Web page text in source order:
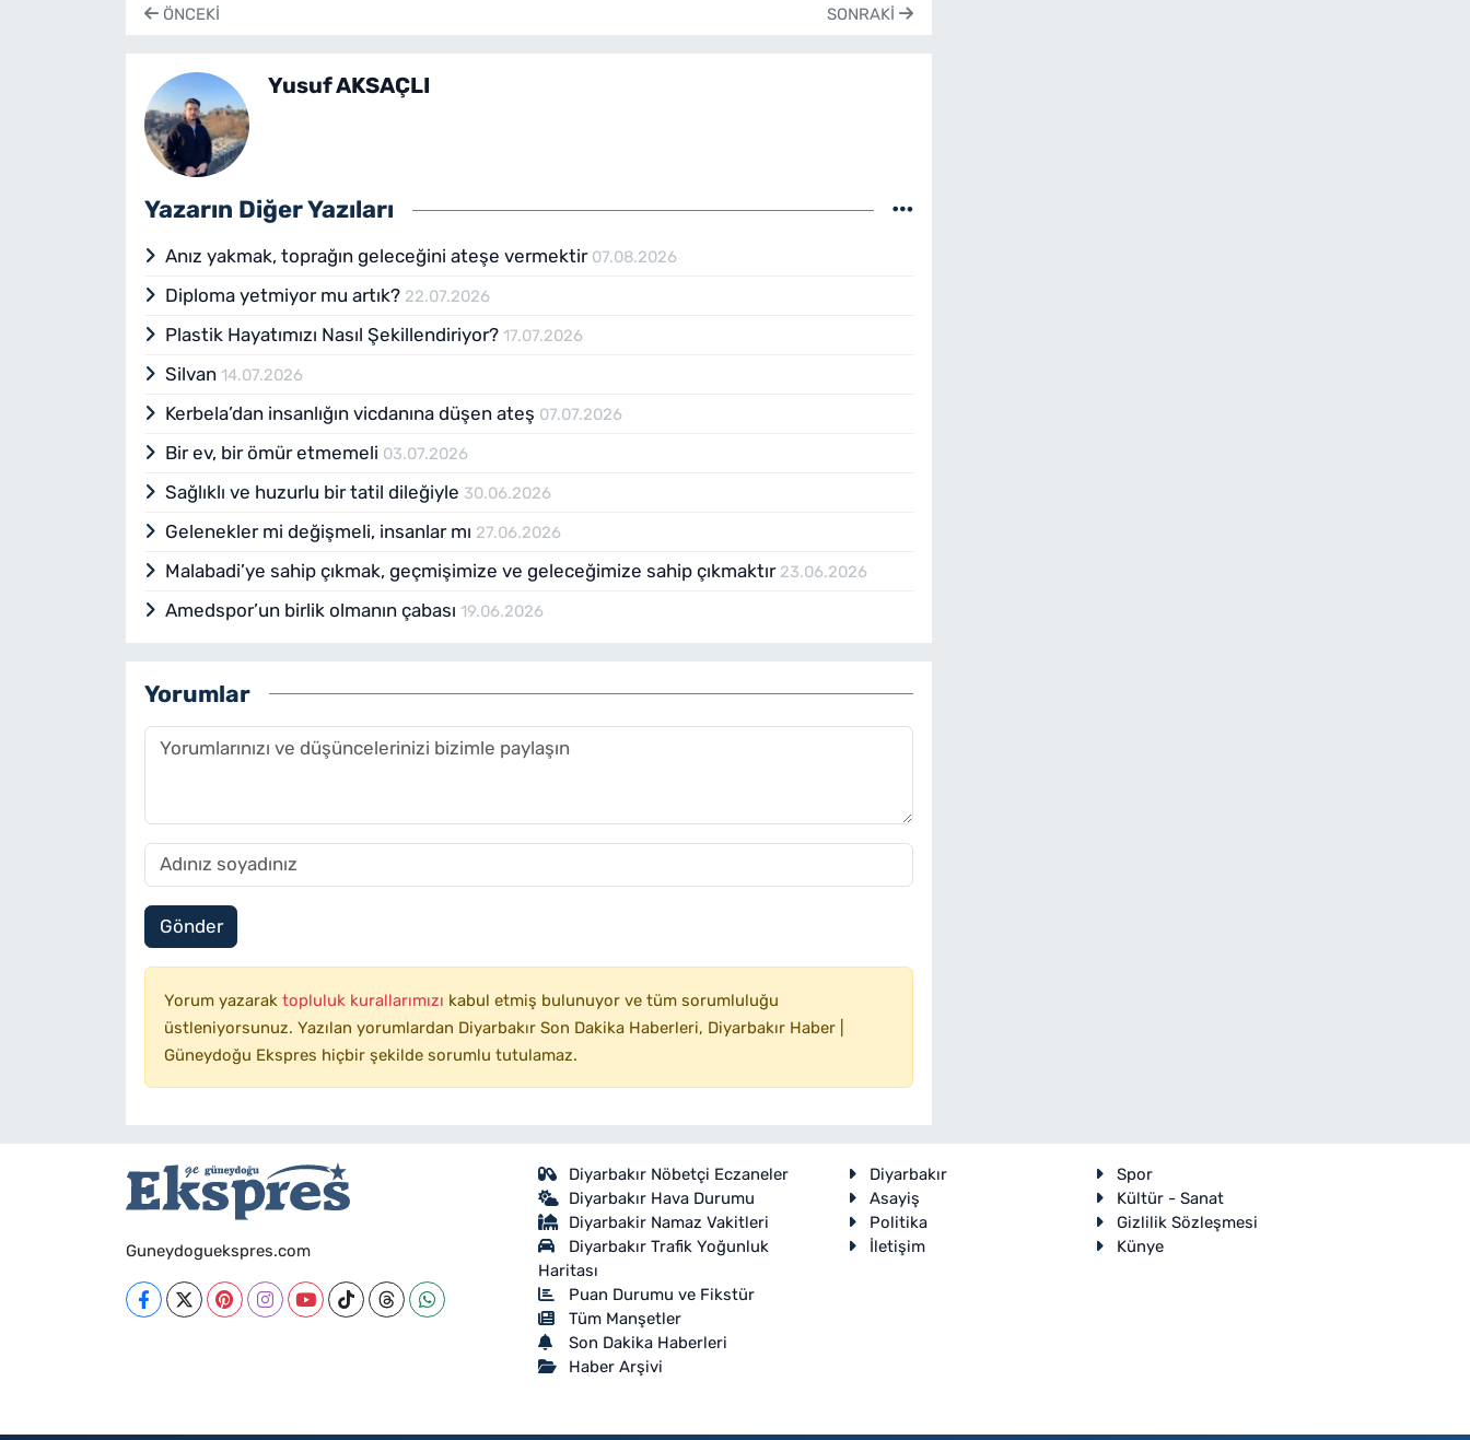
ÖNCEKI SONRAKI
Yusuf AKSAÇLI
Yazarın Diğer Yazıları
Anız yakmak, toprağın geleceğini ateşe vermektir 07.08.2026
Diploma yetmiyor mu artık? 22.07.2026
Plastik Hayatımızı Nasıl Şekillendiriyor?17.07.2026
Silvan14.07.2026
Kerbela’dan insanlığın vicdanına düşen ateş 07.07.2026
Bir ev, bir ömür etmemeli 03.07.2026
Sağlıklı ve huzurlu bir tatil dileğiyle 30.06.2026
Gelenekler mi değişmeli, insanlar mı 27.06.2026
Malabadi’ye sahip çıkmak, geçmişimize ve geleceğimize sahip çıkmaktır 23.06.2026
Amedspor’un birlik olmanın çabası19.06.2026
Yorumlar
Gönder
Yorum yazarak topluluk kurallarımızı kabul etmiş bulunuyor ve tüm sorumluluğu
üstleniyorsunuz. Yazılan yorumlardan Diyarbakır Son Dakika Haberleri, Diyarbakır Haber |
Güneydoğu Ekspres hiçbir şekilde sorumlu tutulamaz.
Guneydoguekspres.com
Diyarbakır Nöbetçi Eczaneler
Diyarbakır Hava Durumu
Diyarbakir Namaz Vakitleri
Diyarbakır Trafik Yoğunluk
Haritası
Puan Durumu ve Fikstür
Tüm Manşetler
Son Dakika Haberleri
Haber Arşivi
Diyarbakır
Spor
Asayiş
Kültür - Sanat
Politika
Gizlilik Sözleşmesi
İletişim
Künye